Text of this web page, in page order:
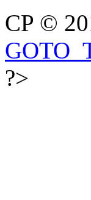
CP ©
?>